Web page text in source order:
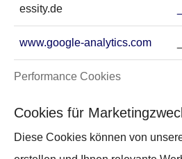
Performance Cookies
essity.de
www.google-analytics.com
Cookies für
Diese Cookies können von